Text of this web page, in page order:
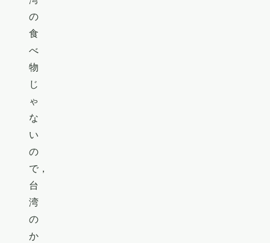
の
食
べ
物
じ
ゃ
な
い
の
で，
台
湾
の
か